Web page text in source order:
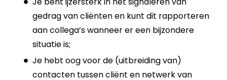
gedrag van cliënten en kunt dit rapporteren
aan collega’s wanneer er een bijzondere
situatie is;
Je hebt oog voor de (uitbreiding van)
contacten tussen cliënt en netwerk van